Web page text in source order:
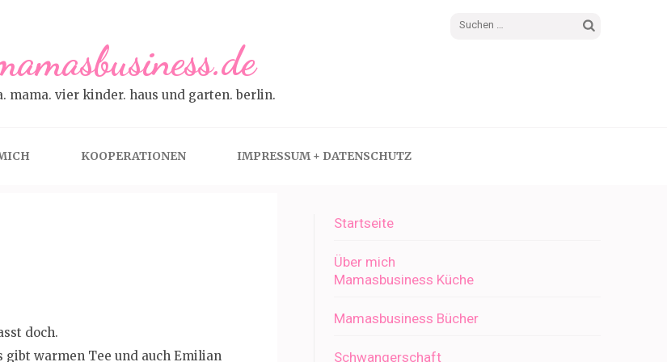
Suchen
mama. vier kinder. haus und garten. berlin.
KOOPERATIONEN IMPRESSUM + DATENSCHUTZ
doch.
gibt warmen Tee und auch Emilian
Startseite
Über mich
Mamasbusiness Küche
Mamasbusiness Bücher
Schwangerschaft